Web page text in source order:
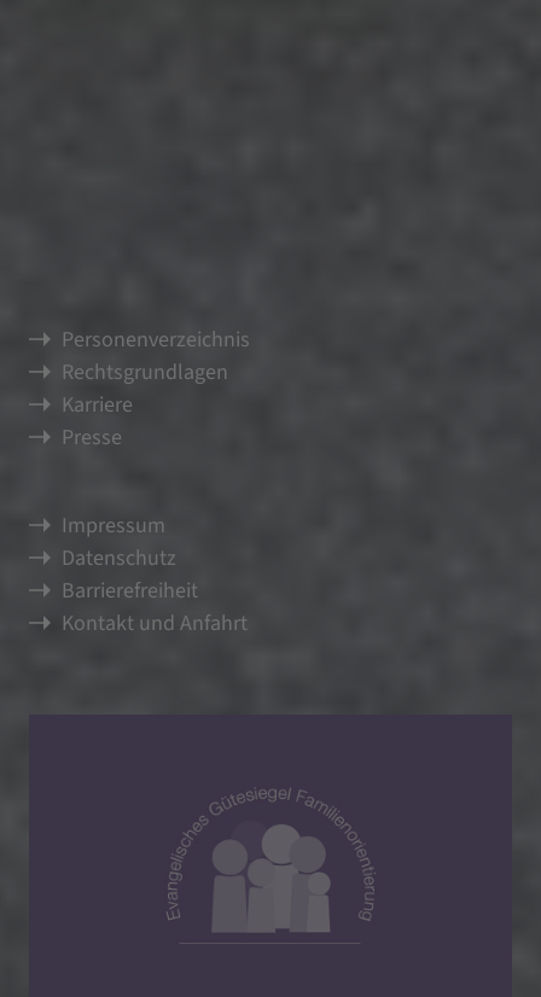
Personenverzeichnis
Rechtsgrundlagen
Karriere
Presse
Impressum
Datenschutz
Barrierefreiheit
Kontakt und Anfahrt